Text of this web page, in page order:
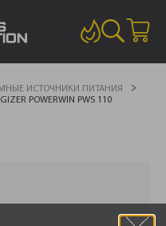
ИСТОЧНИКИ ПИТАНИЯ
POWERWIN PWS 110